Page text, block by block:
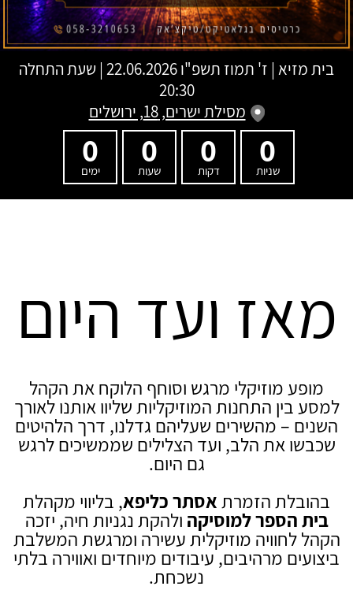
בית מזיא | ז' תמוז תשפ"ו
22.06.2026 | שעת התחלה
20:30
מסילת ישרים, 18, ירושלים
0
שניות
0
דקות
0
שעות
0
ימים
מאז ועד היום
מופע מוזיקלי מרגש וסוחף הלוקח את הקהל
למסע בין התחנות המוזיקליות שליוו אותנו לאורך
השנים – מהשירים שעליהם גדלנו, דרך הלהיטים
שכבשו את הלב, ועד הצלילים שממשיכים לרגש
גם היום.
בהובלת הזמרתאסתר כליפא, בליווי מקהלת
בית הספר למוסיקה ולהקת נגניות חיה, יזכה
הקהל לחוויה מוזיקלית עשירה ומרגשת המשלבת
ביצועים מרהיבים, עיבודים מיוחדים ואווירה בלתי
נשכחת.